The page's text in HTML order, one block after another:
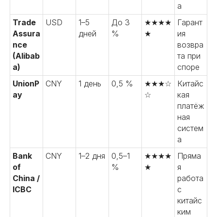
а
Trade
Assura
nce
(Alibab
a)
USD
1–5
дней
До 3
%
★★★★
★
Гарант
ия
возвра
та при
споре
UnionP
ay
CNY 1 день 0,5 %
★★★☆
☆
Китайс
кая
платёж
ная
систем
а
Bank
of
China /
ICBC
CNY 1–2 дня
0,5–1
%
★★★★
★
Пряма
я
работа
с
китайс
ким